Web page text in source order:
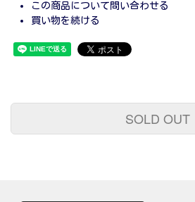
この商品について問い合わせる
買い物を続ける
SOLD OUT